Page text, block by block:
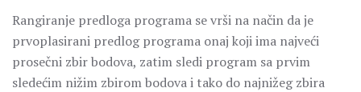
Rangiranje predloga programa se vrši na način da je
prvoplasirani predlog programa onaj koji ima najveći
prosečni zbir bodova, zatim sledi program sa prvim
sledećim nižim zbirom bodova i tako do najnižeg zbira